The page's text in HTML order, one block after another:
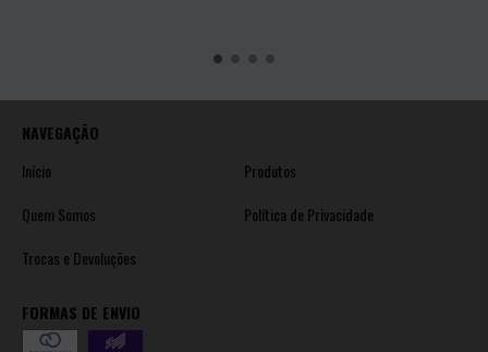
NAVEGAÇÃO
Início
Produtos
Quem Somos
Política de Privacidade
Trocas e Devoluções
FORMAS DE ENVIO